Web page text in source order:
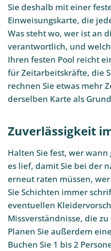
Sie deshalb mit einer
Einweisungskarte, die
Was steht wo, wer ist an
verantwortlich, und
Ihren festen Pool reicht
für Zeitarbeitskräfte, die
rechnen Sie etwas mehr
derselben Karte als
Zuverlässigkeit
Halten Sie fest, wer
es lief, damit Sie bei der
erneut raten müssen,
Sie Schichten immer
eventuellen
Missverständnisse, die
Planen Sie außerdem
Buchen Sie 1 bis 2